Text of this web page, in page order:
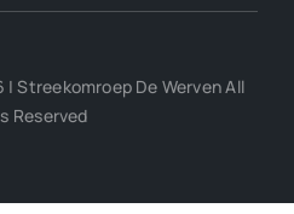
Streekomroep De Werven All
Reserved